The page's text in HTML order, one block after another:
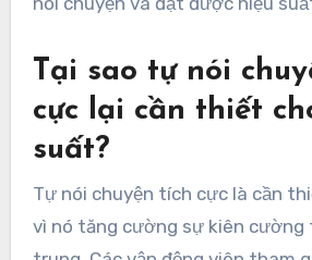
Tại sao tự nói
cực lại cần thiết
suất?
Tự nói chuyện tích cực là cần
vì nó tăng cường sự kiên cường